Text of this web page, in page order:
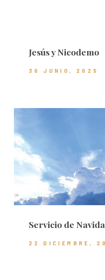
Jesús y Nicodemo
30 JUNIO, 2025
Servicio de
22 DICIEMBRE,